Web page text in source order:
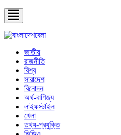
জাতীয়
রাজনীতি
বিশ্ব
সারাদেশ
বিনোদন
অর্থ-বাণিজ্য
লাইফস্টাইল
খেলা
তথ্য-প্রযুক্তি